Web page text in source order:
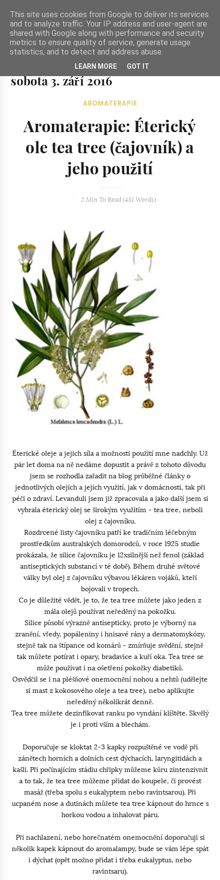
Ze zahrady do kuchyně
Ze zahrady do kuchyně...inspirativní vegetariánské recepty
a skvělé jídlo.
sobota 3. září 2016
AROMATERAPIE
Aromaterapie: Éterický
ole tea tree (čajovník) a
jeho použití
2 MinTo Read (451 Words)
Éterické oleje a jejich síla a možnosti použití mne nadchly. Už
pár let doma na ně nedáme dopustit a právě z tohoto důvodu
jsem se rozhodla zařadit na blog průběžné články o
jednotlivých olejích a jejich využití, jak v domácnosti, tak při
péči o zdraví. Levanduli jsem již zpracovala a jako další jsem si
vybrala éterický olej se širokým využitím - tea tree, neboli
olej z čajovníku.
Rozdrcené listy čajovníku patří ke tradičním léčebným
prostředkům australských domorodců, v roce 1925 studie
prokázala, že silice čajovníku je 12xsilnější než fenol (základ
antiseptických substancí v té době). Během druhé světové
války byl olej z čajovníku výbavou lékáren vojáků, kteří
bojovali v tropech.
Co je důležité vědět, je to, že tea tree můžete jako jeden z
mála olejů používat neředěný na pokožku.
Silice působí výrazně antisepticky, proto je výborný na
zranění, vředy, popáleniny i hnisavé rány a dermatomykózy,
stejně tak na štípance od komárů - zmírňuje svědění, stejně
tak můžete potírat i opary, bradavice a kuří oka. Tea tree se
může používat i na ošetření pokožky diabetiků.
Osvědčil se i na pléšňové onemocnění nohou a nehtů (udělejte
si mast z kokosového oleje a tea tree), nebo aplikujte
neředěný několikrát denně.
Tea tree můžete dezinfikovat ranku po vyndání klíštěte. Skvělý
je i proti vším a blechám.
Doporučuje se kloktat 2-3 kapky rozpuštěné ve vodě při
zánětech horních a dolních cest dýchacích, laryngitidách a
kašli. Při počínajícím stádiu chřipky můžeme kůru zintenzivnit
a to tak, že tea tree můžeme přidat do koupele, či provést
masáž (třeba spolu s eukalyptem nebo ravintsarou). Při
ucpaném nose a dutinách můžete tea tree kápnout do hrnce s
horkou vodou a inhalovat páru.
Při nachlazení, nebo horečnatém onemocnění doporučuji si
několik kapek kápnout do aromalampy, bude se vám lépe spát
i dýchat (opět možno přidat i třeba eukalyptus, nebo
ravintsaru).
This site uses cookies from Google to deliver its services
and to analyze traffic. Your IP address and user-agent are
shared with Google along with performance and security
metrics to ensure quality of service, generate usage
statistics, and to detect and address abuse.
LEARN MORE GOT IT